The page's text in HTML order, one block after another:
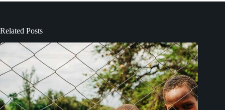
Related Posts